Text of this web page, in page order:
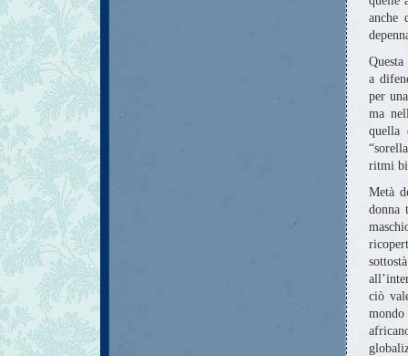
anche
a
per
ma
quella
ritmi
Metà
donna
ciò